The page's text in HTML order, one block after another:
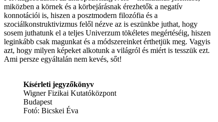
miközben a körnek és a körbejárásnak érezhetők a negatív
konnotációi is, hiszen a posztmodern filozófia és a
szociálkonstruktivizmus felől nézve az is eszünkbe juthat, hogy
sosem juthatunk el a teljes Univerzum tökéletes megértéséig, hiszen
leginkább csak magunkat és a módszereinket érthetjük meg. Vagyis
azt, hogy milyen képeket alkotunk a világról és miért is tesszük ezt.
Ami persze egyáltalán nem kevés, sőt!
Kísérleti jegyzőkönyv
Wigner Fizikai Kutatóközpont
Budapest
Fotó: Bicskei Éva